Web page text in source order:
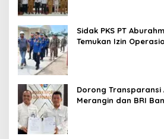
Sidak PKS PT
Temukan Izin
Dorong Transparansi
Merangin dan BRI